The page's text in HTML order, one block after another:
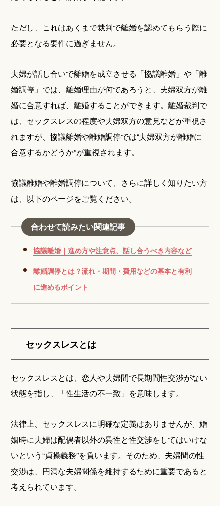
ただし、これはあくまで裁判で離婚を認めてもらう際に
必要となる要件に過ぎません。
夫婦が話し合いで離婚を成立させる「協議離婚」や「離
婚調停」では、離婚理由が何であろうと、夫婦双方が離
婚に合意すれば、離婚することができます。離婚裁判で
は、セックスレスの程度や夫婦双方の意見などが重視さ
れますが、協議離婚や離婚調停では“夫婦双方が離婚に
合意するかどうか”が重視されます。
協議離婚や離婚調停について、さらに詳しく知りたい方
は、以下のページをご覧ください。
合わせて読みたい関連記事
協議離婚｜進め方や注意点、話し合うべき内容など
離婚調停とは？流れ・期間・費用などの基本と有利
に進めるポイント
セックスレスとは
セックスレスとは、恋人や夫婦間で長期間性交渉がない
状態を指し、「性生活の不一致」を意味します。
法律上、セックスレスに明確な定義はありませんが、婚
姻時に夫婦は配偶者以外の異性と性交渉をしてはいけな
いという“貞操義務”を負います。そのため、夫婦間の性
交渉は、円満な夫婦関係を維持するために重要であると
考えられています。